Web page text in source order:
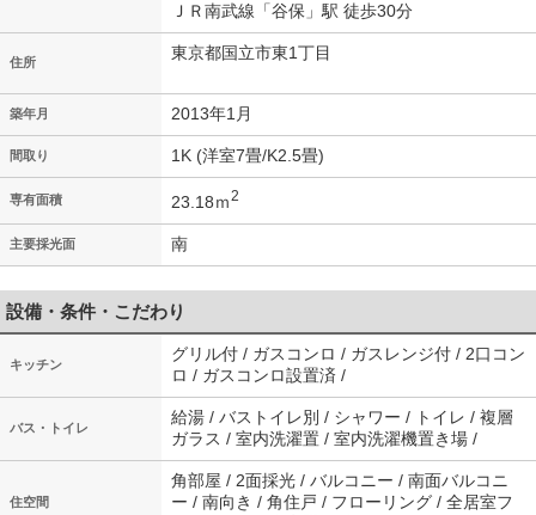
ＪＲ南武線「谷保」駅 徒歩30分
住所 東京都国立市東1丁目
築年月 2013年1月
間取り 1K (洋室7畳/K2.5畳)
専有面積 23.18ｍ2
主要採光面 南
設備・条件・こだわり
キッチン
グリル付 / ガスコンロ / ガスレンジ付 / 2口コン
ロ / ガスコンロ設置済 /
バス・トイレ
給湯 / バストイレ別 / シャワー / トイレ / 複層
ガラス / 室内洗濯置 / 室内洗濯機置き場 /
住空間
角部屋 / 2面採光 / バルコニー / 南面バルコニ
ー / 南向き / 角住戸 / フローリング / 全居室フ